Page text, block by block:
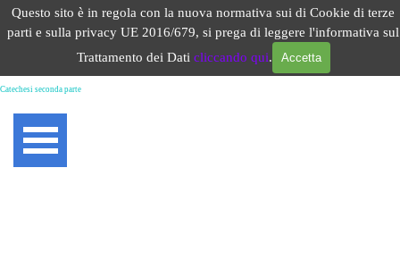
Questo sito è in regola con la nuova normativa sui di Cookie di terze
parti e sulla privacy UE 2016/679, si prega di leggere l'informativa sul
Trattamento dei Dati cliccando qui. Accetta
Vai ai contenuti
Salta menù
Catechesi seconda parte